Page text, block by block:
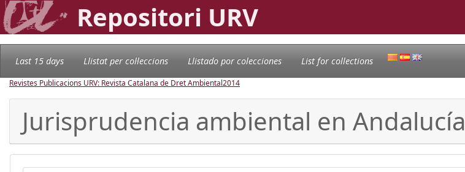
Repositori URV
Last 15 days Llistat per col·leccions Llistado por colecciones List for collections
Revistes Publicacions URV: Revista Catalana de Dret Ambiental2014
Jurisprudencia ambiental en Andalucía